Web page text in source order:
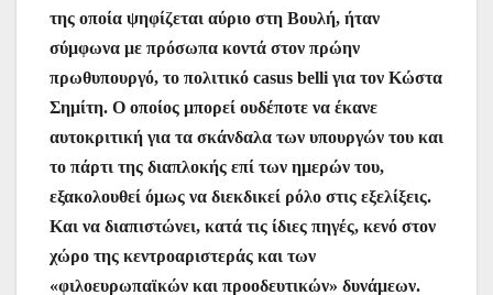
της οποία ψηφίζεται αύριο στη Βουλή, ήταν
σύμφωνα με πρόσωπα κοντά στον πρώην
πρωθυπουργό, το πολιτικό casus belli για τον Κώστα
Σημίτη. Ο οποίος μπορεί ουδέποτε να έκανε
αυτοκριτική για τα σκάνδαλα των υπουργών του και
το πάρτι της διαπλοκής επί των ημερών του,
εξακολουθεί όμως να διεκδικεί ρόλο στις εξελίξεις.
Και να διαπιστώνει, κατά τις ίδιες πηγές, κενό στον
χώρο της κεντροαριστεράς και των
«φιλοευρωπαϊκών και προοδευτικών» δυνάμεων.